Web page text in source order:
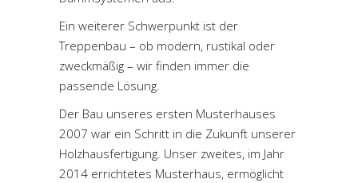
Ein weiterer Schwerpunkt ist der
Treppenbau – ob modern, rustikal oder
zweckmäßig – wir finden immer die
passende Lösung.
Der Bau unseres ersten Musterhauses
2007 war ein Schritt in die Zukunft unserer
Holzhausfertigung. Unser zweites, im Jahr
2014 errichtetes Musterhaus, ermöglicht